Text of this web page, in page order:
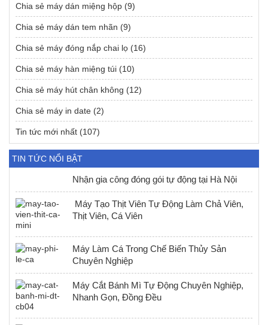
Chia sẻ máy dán miệng hộp (9)
Chia sẻ máy dán tem nhãn (9)
Chia sẻ máy đóng nắp chai lọ (16)
Chia sẻ máy hàn miệng túi (10)
Chia sẻ máy hút chân không (12)
Chia sẻ máy in date (2)
Tin tức mới nhất (107)
TIN TỨC NỔI BẬT
Nhận gia công đóng gói tự động tại Hà Nội
Máy Tạo Thịt Viên Tự Động Làm Chả Viên,
Thịt Viên, Cá Viên
Máy Làm Cá Trong Chế Biến Thủy Sản
Chuyên Nghiệp
Máy Cắt Bánh Mì Tự Động Chuyên Nghiệp,
Nhanh Gọn, Đồng Đều